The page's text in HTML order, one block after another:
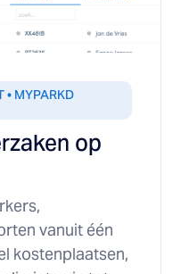
• MYPARKD
op
vanuit één
kostenplaatsen,